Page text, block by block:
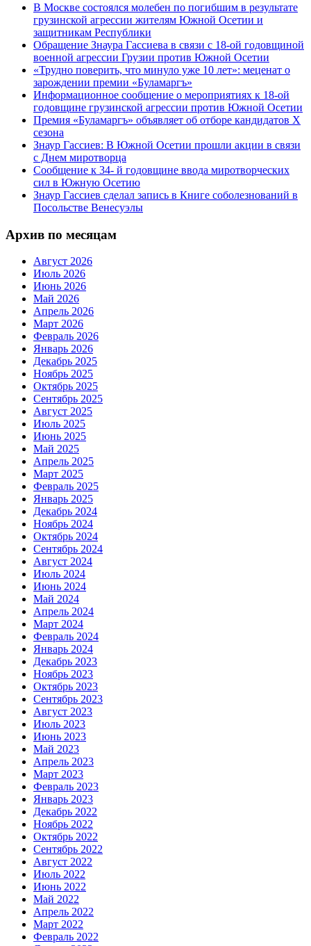
В Москве состоялся молебен по погибшим в результате
грузинской агрессии жителям Южной Осетии и
защитникам Республики
Обращение Знаура Гассиева в связи с 18-ой годовщиной
военной агрессии Грузии против Южной Осетии
«Трудно поверить, что минуло уже 10 лет»: меценат о
зарождении премии «Буламаргъ»
Информационное сообщение о мероприятиях к 18-ой
годовщине грузинской агрессии против Южной Осетии
Премия «Буламаргъ» объявляет об отборе кандидатов Х
сезона
Знаур Гассиев: В Южной Осетии прошли акции в связи
с Днем миротворца
Сообщение к 34- й годовщине ввода миротворческих
сил в Южную Осетию
Знаур Гассиев сделал запись в Книге соболезнований в
Посольстве Венесуэлы
Архив по месяцам
Август 2026
Июль 2026
Июнь 2026
Май 2026
Апрель 2026
Март 2026
Февраль 2026
Январь 2026
Декабрь 2025
Ноябрь 2025
Октябрь 2025
Сентябрь 2025
Август 2025
Июль 2025
Июнь 2025
Май 2025
Апрель 2025
Март 2025
Февраль 2025
Январь 2025
Декабрь 2024
Ноябрь 2024
Октябрь 2024
Сентябрь 2024
Август 2024
Июль 2024
Июнь 2024
Май 2024
Апрель 2024
Март 2024
Февраль 2024
Январь 2024
Декабрь 2023
Ноябрь 2023
Октябрь 2023
Сентябрь 2023
Август 2023
Июль 2023
Июнь 2023
Май 2023
Апрель 2023
Март 2023
Февраль 2023
Январь 2023
Декабрь 2022
Ноябрь 2022
Октябрь 2022
Сентябрь 2022
Август 2022
Июль 2022
Июнь 2022
Май 2022
Апрель 2022
Март 2022
Февраль 2022